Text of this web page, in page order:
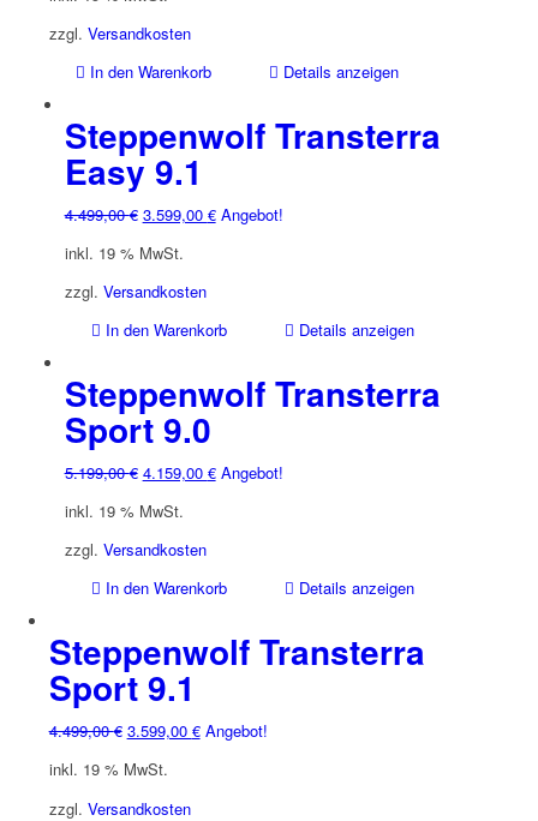
war:
5.199,00 €
zzgl. Versandkosten
In den Warenkorb
Details anzeigen
Steppenwolf Transterra
Easy 9.1
4.499,00€ Ursprünglicher
war:
4.499,00 €
3.599,00 €Aktueller
Angebot!
inkl. 19 % MwSt.
zzgl. Versandkosten
In den Warenkorb
Details anzeigen
Steppenwolf Transterra
Sport 9.0
5.199,00€ Ursprünglicher
war:
5.199,00 €
4.159,00 €Aktueller
Angebot!
inkl. 19 % MwSt.
zzgl. Versandkosten
In den Warenkorb
Details anzeigen
Steppenwolf Transterra
Sport 9.1
4.499,00€ Ursprünglicher
war:
4.499,00 €
3.599,00 €Aktueller
Angebot!
inkl. 19 % MwSt.
zzgl. Versandkosten